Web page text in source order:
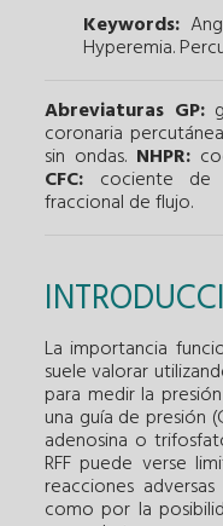
Keywords:
Hyperemia.
Abreviaturas GP:
coronaria
sin ondas. NHPR:
CFC: cociente de
fraccional de flujo.
La importancia
suele valorar
para medir la
una guía de presión
adenosina o
RFF puede verse
reacciones
como por la